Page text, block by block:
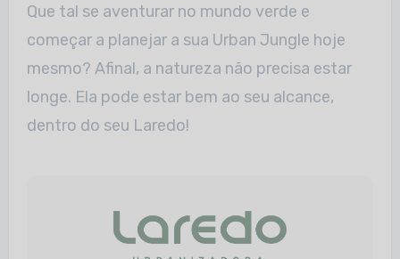
Que tal se aventurar no mundo verde e
começar a planejar a sua Urban Jungle hoje
mesmo? Afinal, a natureza não precisa estar
longe. Ela pode estar bem ao seu alcance,
dentro do seu Laredo!